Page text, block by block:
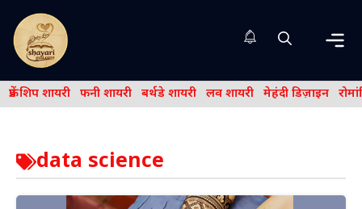
content
फ्रेंड शिप शायरी फनी शायरी बर्थडे शायरी लव शायरी मेहंदी डिज़ाइन
data science